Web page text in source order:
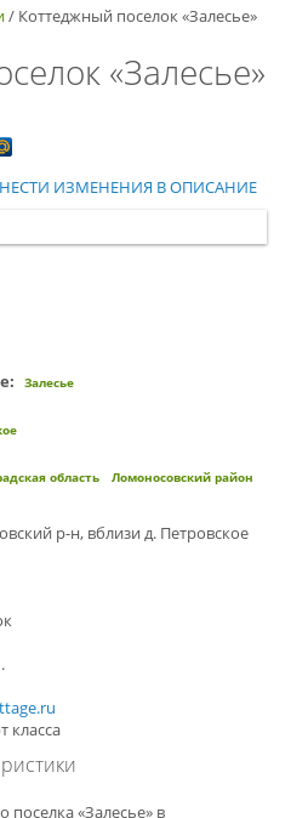
/ Коттеджный поселок «Залесье»
«Залесье»
ВНЕСТИ ИЗМЕНЕНИЯ В ОПИСАНИЕ
Залесье
область Ломоносовский район
р-н, вблизи д. Петровское
класса
«Залесье» в